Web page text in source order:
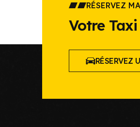
RÉSERVEZ
Votre
RÉSERVEZ